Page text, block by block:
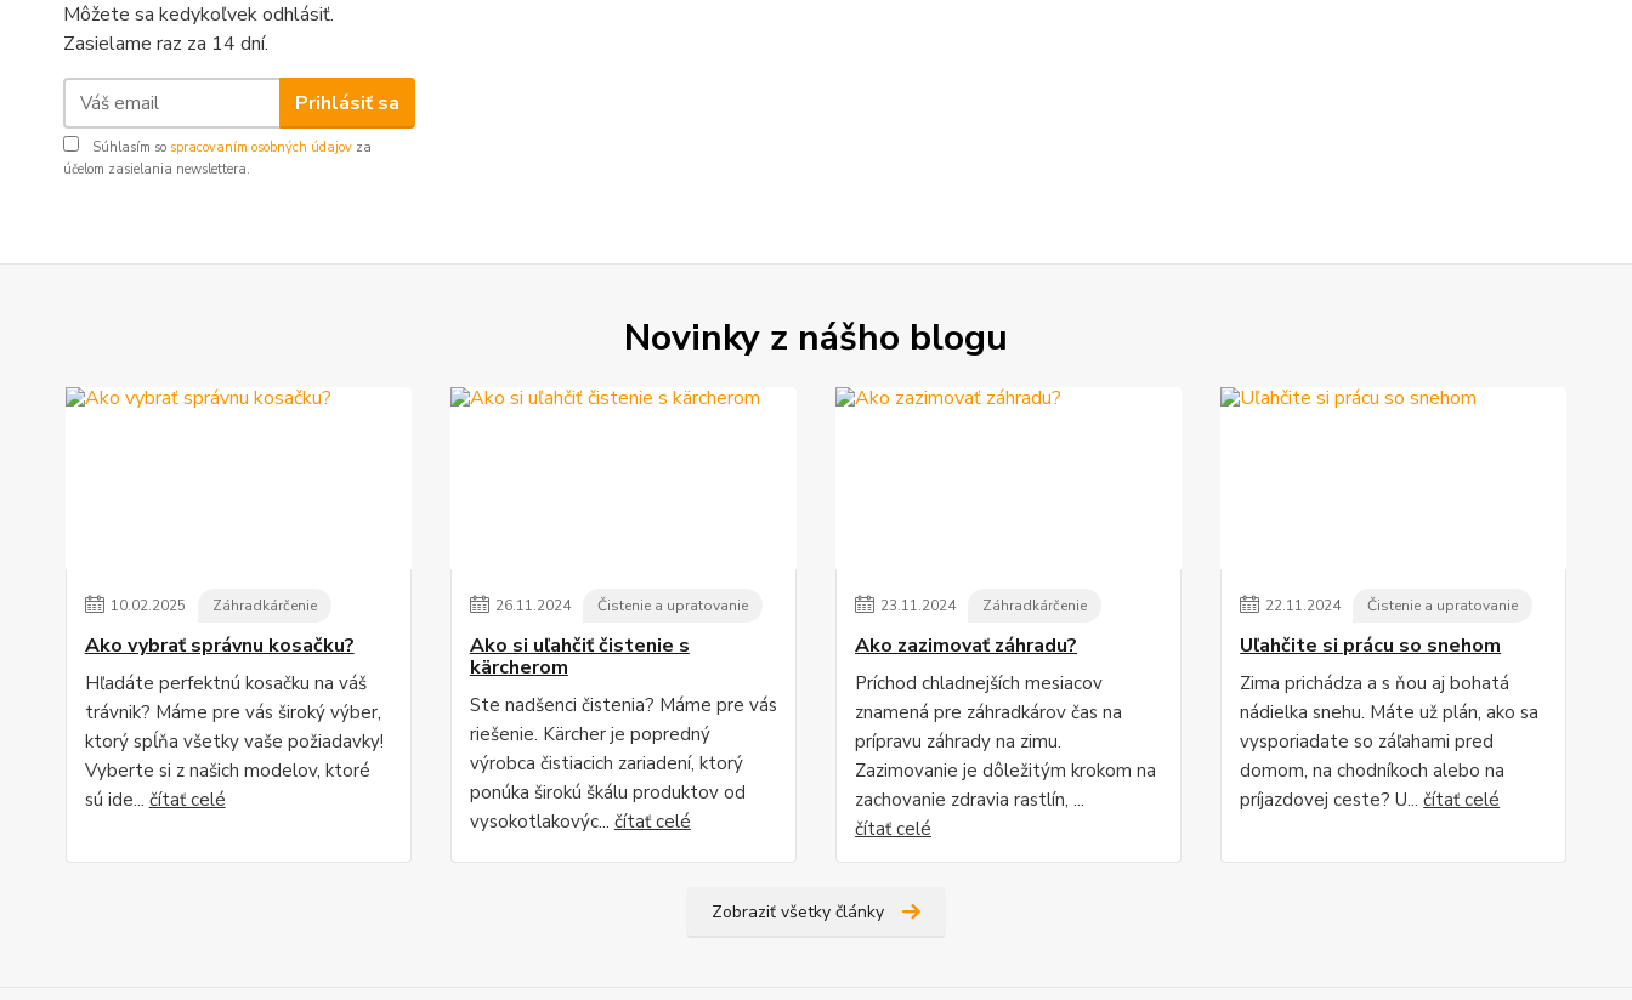
Môžete sa kedykoľvek odhlásiť.
Zasielame raz za 14 dní.
Prihlásiť sa
Súhlasím so spracovaním osobných údajov za
účelom zasielania newslettera.
Novinky z nášho blogu
10.02.2025 Záhradkárčenie
Ako vybrať správnu kosačku?
Hľadáte perfektnú kosačku na váš
trávnik? Máme pre vás široký výber,
ktorý spĺňa všetky vaše požiadavky!
Vyberte si z našich modelov, ktoré
sú ide... čítať celé
26.11.2024 Čistenie a upratovanie
Ako si uľahčiť čistenie s
kärcherom
Ste nadšenci čistenia? Máme pre vás
riešenie. Kärcher je popredný
výrobca čistiacich zariadení, ktorý
ponúka širokú škálu produktov od
vysokotlakovýc... čítať celé
23.11.2024 Záhradkárčenie
Ako zazimovať záhradu?
Príchod chladnejších mesiacov
znamená pre záhradkárov čas na
prípravu záhrady na zimu.
Zazimovanie je dôležitým krokom na
zachovanie zdravia rastlín, ...
čítať celé
22.11.2024 Čistenie a upratovanie
Uľahčite si prácu so snehom
Zima prichádza a s ňou aj bohatá
nádielka snehu. Máte už plán, ako sa
vysporiadate so záľahami pred
domom, na chodníkoch alebo na
príjazdovej ceste? U...čítať celé
Zobraziť všetky články